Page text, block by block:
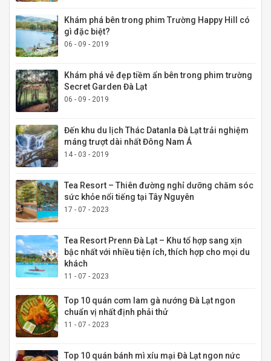
Khám phá bên trong phim Trường Happy Hill có
gì đặc biệt?
06 - 09 - 2019
Khám phá vẻ đẹp tiềm ẩn bên trong phim trường
Secret Garden Đà Lạt
06 - 09 - 2019
Đến khu du lịch Thác Datanla Đà Lạt trải nghiệm
máng trượt dài nhất Đông Nam Á
14 - 03 - 2019
Tea Resort – Thiên đường nghỉ dưỡng chăm sóc
sức khỏe nổi tiếng tại Tây Nguyên
17 - 07 - 2023
Tea Resort Prenn Đà Lạt – Khu tổ hợp sang xịn
bậc nhất với nhiều tiện ích, thích hợp cho mọi du
khách
11 - 07 - 2023
Top 10 quán cơm lam gà nướng Đà Lạt ngon
chuẩn vị nhất định phải thử
11 - 07 - 2023
Top 10 quán bánh mì xíu mại Đà Lạt ngon nức